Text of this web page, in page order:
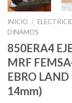
INICIO /
DINAMOS
850ERA4
MRF
EBRO LAND
14mm)